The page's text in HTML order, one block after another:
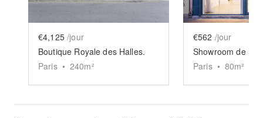
€4,125 /jour
Boutique Royale des Halles.
Paris • 240m²
€562 /jour
Paris • 80m²